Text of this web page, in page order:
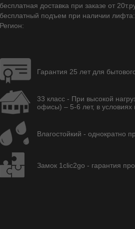
бесплатная доставка при заказе от
бесплатный подъем при наличии лифта:
Регион:
Гарантия 25 лет для
33 класс - При высокой
офисы) – 5-6 лет, в условиях
Влагостойкий - однократно
Замок 1clic2go - гарантия